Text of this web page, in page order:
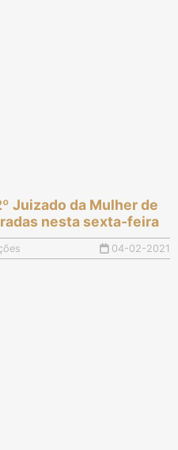
Juizado da Mulher de
nesta sexta-feira
04-02-2021